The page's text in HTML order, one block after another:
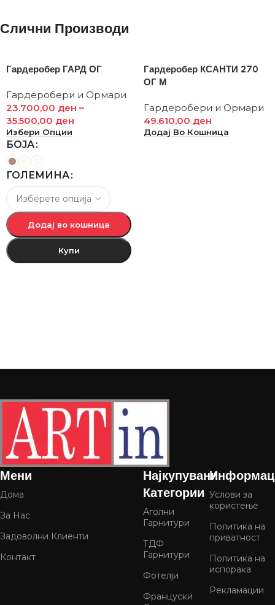
Слични Производи
Гардеробер ГАРД ОГ
Гардеробери и Ормари
23.700,00 ден –
35.500,00 ден
Избери Опции
БОЈА
ГОЛЕМИНА
Додај во кошница
Купи
Гардеробер КСАНТИ 270
ОГ М
Гардеробери и Ормари
49.610,00 ден
Додај Во Кошница
Мени
Дома
За Нас
Задоволни Клиенти
Контакт
Најкупувани
Категории
Аголни
Гарнитури
ТДФ
Гарнитури
Фотелји
Француски
Услови за
користење
Политика на
приватност
Политика на
испорака
Рекламации